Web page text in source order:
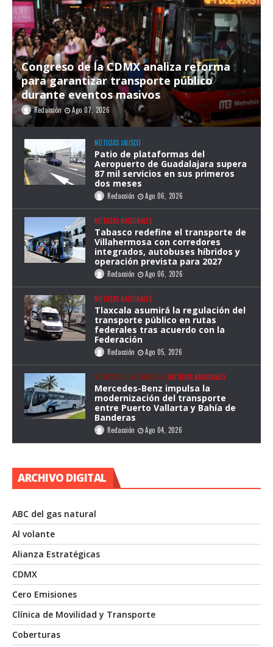
Congreso de la CDMX analiza reforma
para garantizar transporte público
durante eventos masivos
Redacción Ago 07, 2026
NOTICIAS JALISCO
Patio de plataformas del
Aeropuerto de Guadalajara supera
87 mil servicios en sus primeros
dos meses
Redacción Ago 06, 2026
NOTICIAS NACIONALES
Tabasco redefine el transporte de
Villahermosa con corredores
integrados, autobuses híbridos y
operación prevista para 2027
Redacción Ago 06, 2026
NOTICIAS NACIONALES
Tlaxcala asumirá la regulación del
transporte público en rutas
federales tras acuerdo con la
Federación
Redacción Ago 05, 2026
NOTICIAS DE LA INDUSTRIA NOTICIAS NACIONALES
Mercedes-Benz impulsa la
modernización del transporte
entre Puerto Vallarta y Bahía de
Banderas
Redacción Ago 04, 2026
ARCHIVO DIGITAL
ABC del gas natural
Al volante
Alianza Estratégicas
CDMX
Cero Emisiones
Clínica de Movilidad y Transporte
Coberturas